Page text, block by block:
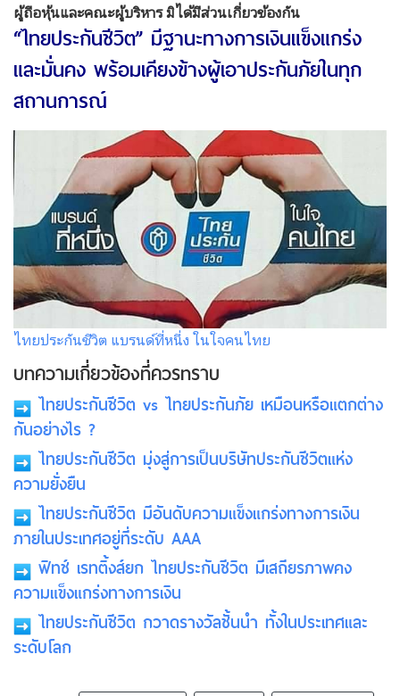
ผู้ถือหุ้นและคณะผู้บริหาร มิได้มีส่วนเกี่ยวข้องกัน
“ไทยประกันชีวิต” มีฐานะทางการเงินแข็งแกร่ง
และมั่นคง พร้อมเคียงข้างผู้เอาประกันภัยในทุก
สถานการณ์
ไทยประกันชีวิต แบรนด์ที่หนึ่ง ในใจคนไทย
บทความเกี่ยวข้องที่ควรทราบ
ไทยประกันชีวิต vs ไทยประกันภัย เหมือนหรือแตกต่าง
กันอย่างไร ?
ไทยประกันชีวิต มุ่งสู่การเป็นบริษัทประกันชีวิตแห่ง
ความยั่งยืน
ไทยประกันชีวิต มีอันดับความแข็งแกร่งทางการเงิน
ภายในประเทศอยู่ที่ระดับ AAA
ฟิทช์ เรทติ้งส์ยก ไทยประกันชีวิต มีเสถียรภาพคง
ความแข็งแกร่งทางการเงิน
ไทยประกันชีวิต กวาดรางวัลชั้นนำ ทั้งในประเทศและ
ระดับโลก